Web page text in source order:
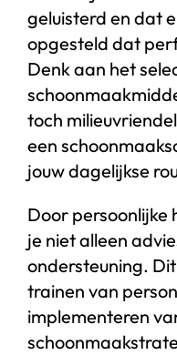
geluisterd en dat
opgesteld dat
Denk aan het
toch
een
jouw dagelijkse
Door persoonlijke
je niet alleen
ondersteuning.
trainen van
implementeren